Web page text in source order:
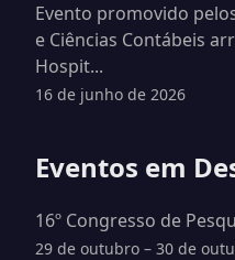
Evento promovido
e Ciências Contábeis
Hospit...
16 de junho de 2026
Eventos em
16º Congresso de
29 de outubro – 30 de